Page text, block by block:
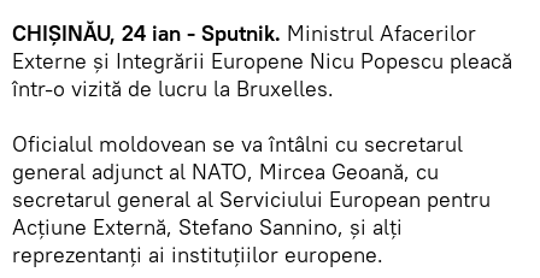
CHIȘINĂU, 24 ian - Sputnik. Ministrul Afacerilor
Externe și Integrării Europene Nicu Popescu pleacă
într-o vizită de lucru la Bruxelles.
Oficialul moldovean se va întâlni cu secretarul
general adjunct al NATO, Mircea Geoană, cu
secretarul general al Serviciului European pentru
Acțiune Externă, Stefano Sannino, și alți
reprezentanți ai instituțiilor europene.